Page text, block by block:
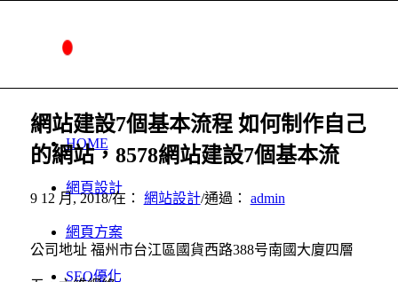
HOME
網頁設計
網頁方案
SEO優化
網站建設7個基本流程 如何制作自己
的網站，8578網站建設7個基本流
9 12 月, 2018/在： 網站設計/通過： admin
公司地址 福州市台江區國貨西路388号南國大廈四層